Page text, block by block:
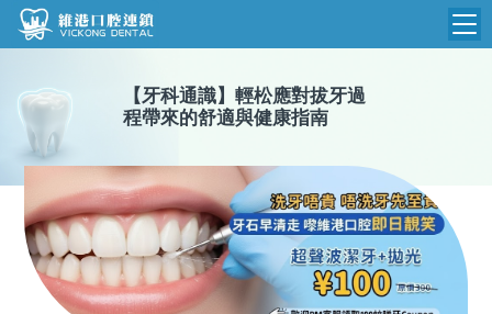
維港首頁
品牌介紹
環境設備
醫院新聞
收費標準
N
收費總表
植牙收費
醫生團隊
【 牙科通識】 輕松應對拔牙過
程帶來的舒適與健康指南